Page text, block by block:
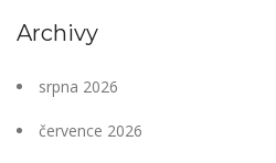
Archivy
srpna 2026
července 2026